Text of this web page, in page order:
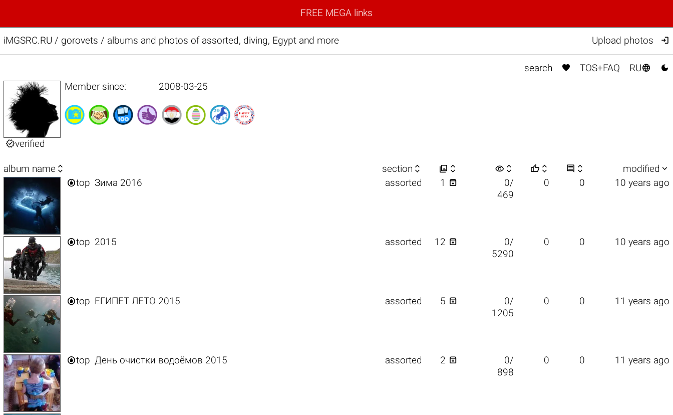
FREE MEGA links
iMGSRC.RU / gorovets / albums and photos of assorted, diving, Egypt and more Upload photos 
search  TOS+FAQ RU 
verified
Member since: 2008-03-25
album name  section    visibility      modified 
top Зима 2016 assorted 1 
0/
469
0 0 10 years ago
top 2015 assorted 12 
0/
5290
0 0 10 years ago
top ЕГИПЕТ ЛЕТО 2015 assorted 5 
0/
1205
0 0 11 years ago
top День очистки водоёмов 2015 assorted 2 
0/
898
0 0 11 years ago